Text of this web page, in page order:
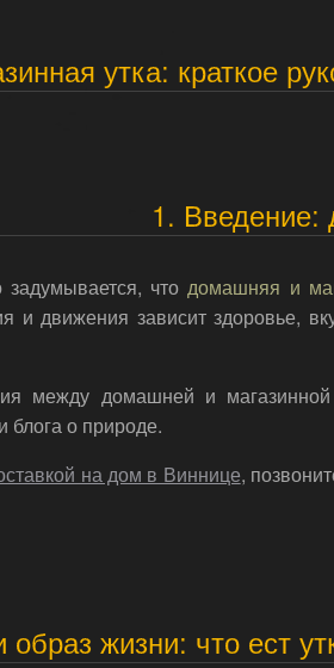
утка: краткое
1. Введение:
чтодомашняя и
и движения зависит здоровье,
между домашней и
блога о природе.
на дом в Виннице,
жизни: что ест